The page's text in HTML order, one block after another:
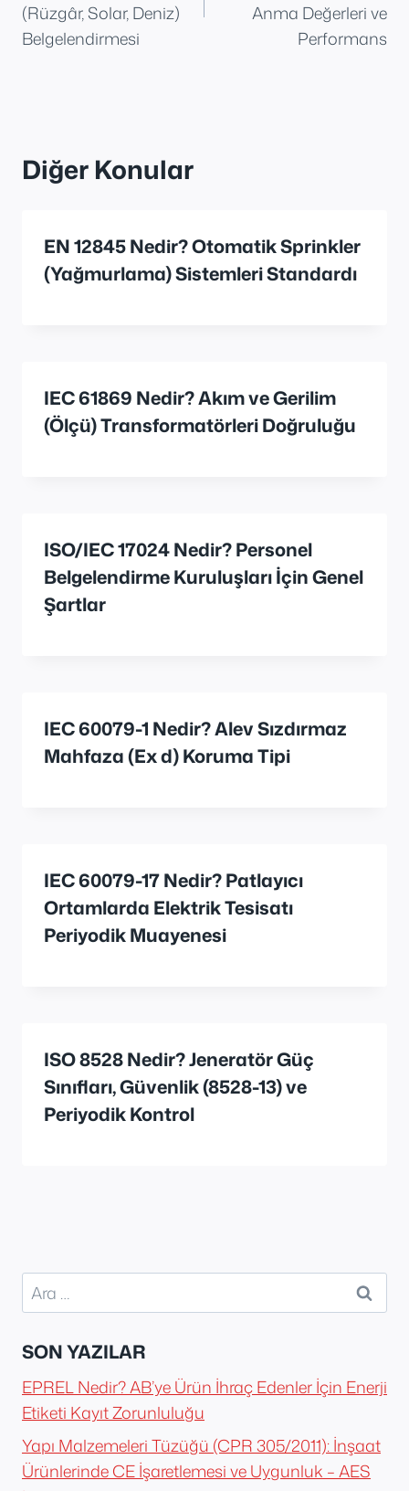
(Rüzgâr, Solar, Deniz)
Belgelendirmesi
Anma Değerleri ve
Performans
Diğer Konular
EN 12845 Nedir? Otomatik Sprinkler
(Yağmurlama) Sistemleri Standardı
IEC 61869 Nedir? Akım ve Gerilim
(Ölçü) Transformatörleri Doğruluğu
ISO/IEC 17024 Nedir? Personel
Belgelendirme Kuruluşları İçin Genel
Şartlar
IEC 60079-1 Nedir? Alev Sızdırmaz
Mahfaza (Ex d) Koruma Tipi
IEC 60079-17 Nedir? Patlayıcı
Ortamlarda Elektrik Tesisatı
Periyodik Muayenesi
ISO 8528 Nedir? Jeneratör Güç
Sınıfları, Güvenlik (8528-13) ve
Periyodik Kontrol
Arama:
SON YAZILAR
EPREL Nedir? AB’ye Ürün İhraç Edenler İçin Enerji
Etiketi Kayıt Zorunluluğu
Yapı Malzemeleri Tüzüğü (CPR 305/2011): İnşaat
Ürünlerinde CE İşaretlemesi ve Uygunluk – AES